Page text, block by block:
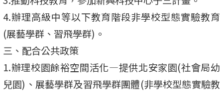
4.辦理高級中等以下教育階段非學校型態實驗教育
(展藝學群、習飛學群)。
三、配合公共政策
1.辦理校園餘裕空間活化—提供北安家園(社會局幼
兒園)、展藝學群及習飛學群團體(非學校型態實驗教